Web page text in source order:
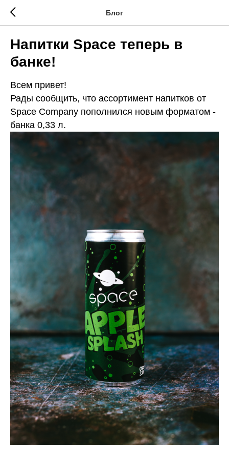
Блог
Напитки Space теперь в
банке!
Всем привет!
Рады сообщить, что ассортимент напитков от
Space Company пополнился новым форматом -
банка 0,33 л.